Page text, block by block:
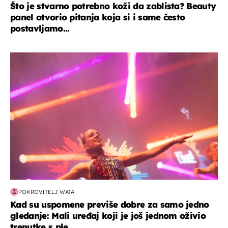
Što je stvarno potrebno koži da zablista? Beauty
panel otvorio pitanja koja si i same često
postavljamo...
POKROVITELJ WATA
Kad su uspomene previše dobre za samo jedno
gledanje: Mali uređaj koji je još jednom oživio